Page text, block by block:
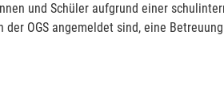
und Schüler aufgrund einer
der OGS angemeldet sind, eine